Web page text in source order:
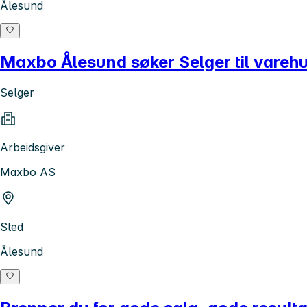
Ålesund
Maxbo Ålesund søker Selger til
Selger
Arbeidsgiver
Maxbo AS
Sted
Ålesund